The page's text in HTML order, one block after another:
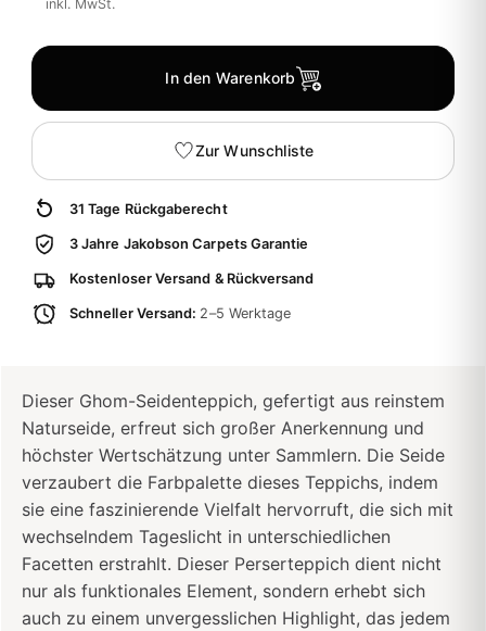
inkl. MwSt.
In den Warenkorb
Zur Wunschliste
31 Tage Rückgaberecht
3 Jahre Jakobson Carpets Garantie
Kostenloser Versand & Rückversand
Schneller Versand: 2–5 Werktage
Dieser Ghom-Seidenteppich, gefertigt aus reinstem
Naturseide, erfreut sich großer Anerkennung und
höchster Wertschätzung unter Sammlern. Die Seide
verzaubert die Farbpalette dieses Teppichs, indem
sie eine faszinierende Vielfalt hervorruft, die sich mit
wechselndem Tageslicht in unterschiedlichen
Facetten erstrahlt. Dieser Perserteppich dient nicht
nur als funktionales Element, sondern erhebt sich
auch zu einem unvergesslichen Highlight, das jedem